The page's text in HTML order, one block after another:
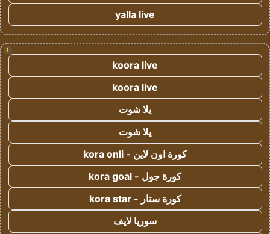
yalla live
!
koora live
koora live
يلا شوت
يلا شوت
كورة اون لاين - kora onli
كورة جول - kora goal
كورة ستار - kora star
سوريا لايف